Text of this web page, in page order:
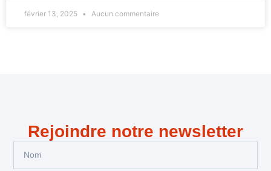
février 13, 2025 Aucun commentaire
Rejoindre notre newsletter